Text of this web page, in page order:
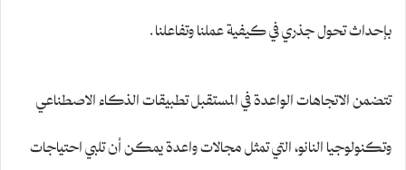
بإحداث تحول جذري في كيفية عملنا وتفاعلنا.
تتضمن الاتجاهات الواعدة في المستقبل تطبيقات الذكاء الاصطناعي
وتكنولوجيا النانو، التي تمثل مجالات واعدة يمكن أن تلبي احتياجات